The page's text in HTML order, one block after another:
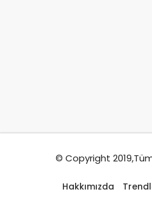
© Copyright 2019,Tüm
Hakkımızda